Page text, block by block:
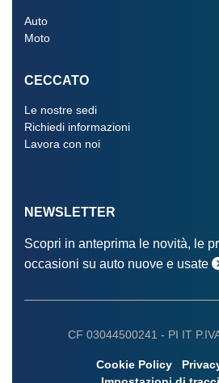
Auto
Moto
CECCATO
Le nostre sedi
Richiedi informazioni
Lavora con noi
NEWSLETTER
Scopri in anteprima le novità, le
occasioni su auto nuove e usate
CF 03044500241 - PI IT
Cookie Policy